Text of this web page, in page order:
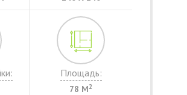
Площадь:
78 М2